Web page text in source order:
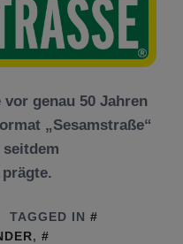
genau 50 Jahren
„Sesamstraße“
TAGGED IN
,